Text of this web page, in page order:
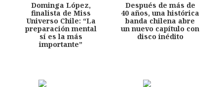
Dominga López,
finalista de Miss
Universo Chile: “La
preparación mental
sí es la más
importante”
Después de más de
40 años, una histórica
banda chilena abre
un nuevo capítulo con
disco inédito